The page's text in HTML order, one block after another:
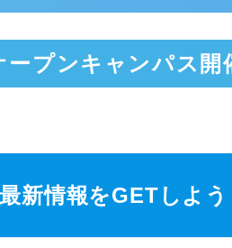
ープンキャンパス開
新情報をGETしよう